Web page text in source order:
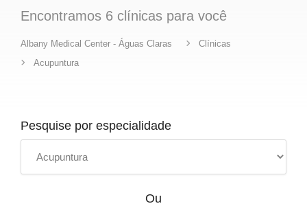
Encontramos 6 clínicas para você
Albany Medical Center - Águas Claras
Clínicas
Acupuntura
Pesquise por especialidade
Ou